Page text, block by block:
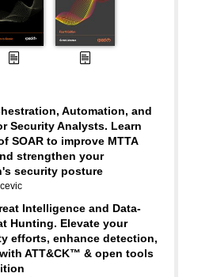
Automation, and
Security Analysts. Learn
SOAR to improve MTTA
strengthen your
security posture
Intelligence and Data-
Hunting. Elevate your
efforts, enhance detection,
ATT&CK™ & open tools